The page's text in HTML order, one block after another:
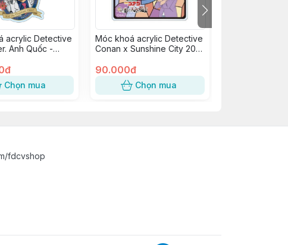
acrylic Detective
Anh Quốc -
Chọn mua
Móc khoá acrylic Detective
Conan x Sunshine City 2021
90.000đ
Chọn mua
fdcvshop